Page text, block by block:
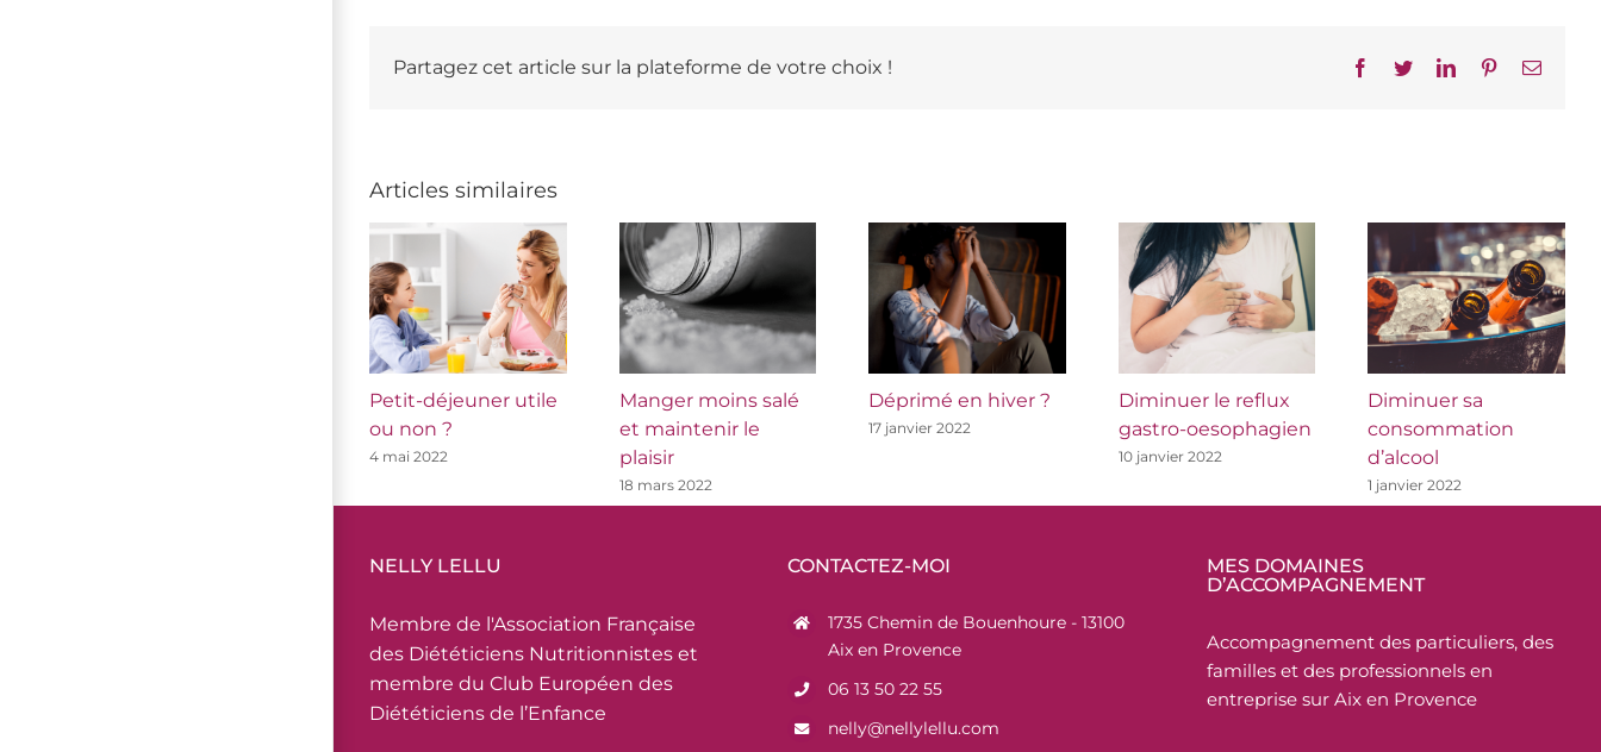
Partagez cet article sur la plateforme de votre choix ! Facebook
TwitterLinkedInPinterestEmail
Articles similaires
Petit-déjeuner utile
ou non ?
4 mai 2022
Manger moins salé
et maintenir le
plaisir
18 mars 2022
Déprimé en hiver ?
17 janvier 2022
Diminuer le reflux
gastro-oesophagien
10 janvier 2022
Diminuer sa
consommation
d’alcool
1 janvier 2022
NELLY LELLU
Membre de l'Association Française
des Diététiciens Nutritionnistes et
membre du Club Européen des
Diététiciens de l’Enfance
CONTACTEZ-MOI
1735 Chemin de Bouenhoure - 13100
Aix en Provence
06 13 50 22 55
nelly@nellylellu.com
MES DOMAINES
D’ACCOMPAGNEMENT
Accompagnement des particuliers, des
familles et des professionnels en
entreprise sur Aix en Provence